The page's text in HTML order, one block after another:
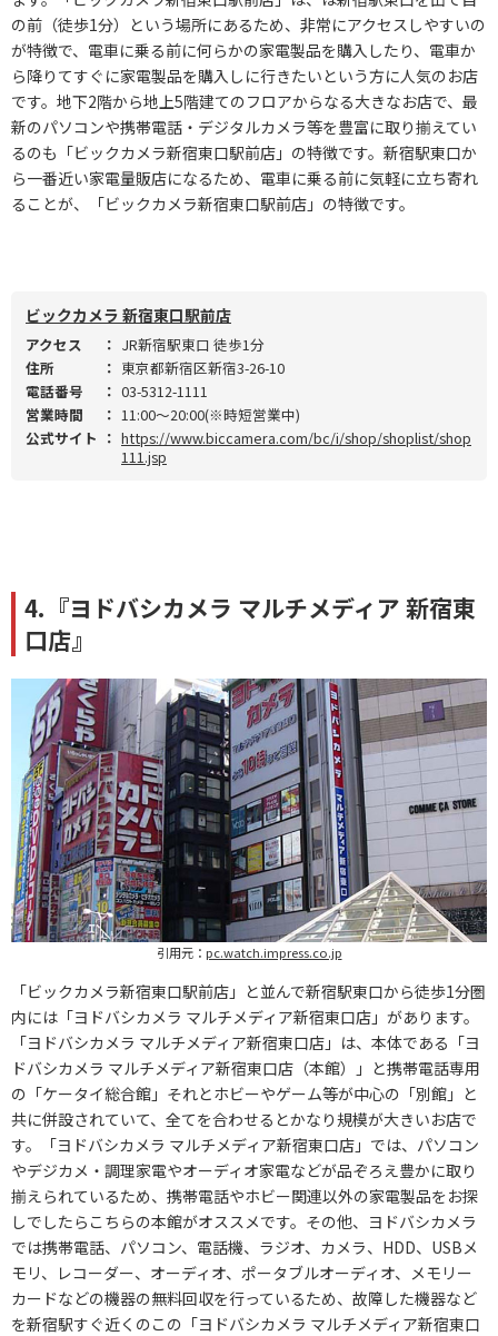
の前（徒歩1分）という場所にあるため、非常にアクセスしやすいの
が特徴で、電車に乗る前に何らかの家電製品を購入したり、電車か
ら降りてすぐに家電製品を購入しに行きたいという方に人気のお店
です。地下2階から地上5階建てのフロアからなる大きなお店で、最
新のパソコンや携帯電話・デジタルカメラ等を豊富に取り揃えてい
るのも「ビックカメラ新宿東口駅前店」の特徴です。新宿駅東口か
ら一番近い家電量販店になるため、電車に乗る前に気軽に立ち寄れ
ることが、「ビックカメラ新宿東口駅前店」の特徴です。
ビックカメラ 新宿東口駅前店
アクセス ： JR新宿駅東口 徒歩1分
住所
： 東京都新宿区新宿3-26-10
電話番号
： 03-5312-1111
営業時間
： 11:00～20:00(※時短営業中)
公式サイト ： https://www.biccamera.com/bc/i/shop/shoplist/shop
111.jsp
4.『ヨドバシカメラ マルチメディア 新宿東
口店』
引用元： pc.watch.impress.co.jp
「ビックカメラ新宿東口駅前店」と並んで新宿駅東口から徒歩1分圏
内には「ヨドバシカメラ マルチメディア新宿東口店」があります。
「ヨドバシカメラ マルチメディア新宿東口店」は、本体である「ヨ
ドバシカメラ マルチメディア新宿東口店（本館）」と携帯電話専用
の「ケータイ総合館」それとホビーやゲーム等が中心の「別館」と
共に併設されていて、全てを合わせるとかなり規模が大きいお店で
す。「ヨドバシカメラ マルチメディア新宿東口店」では、パソコン
やデジカメ・調理家電やオーディオ家電などが品ぞろえ豊かに取り
揃えられているため、携帯電話やホビー関連以外の家電製品をお探
しでしたらこちらの本館がオススメです。その他、ヨドバシカメラ
では携帯電話、パソコン、電話機、ラジオ、カメラ、HDD、USBメ
モリ、レコーダー、オーディオ、ポータブルオーディオ、メモリー
カードなどの機器の無料回収を行っているため、故障した機器など
を新宿駅すぐ近くのこの「ヨドバシカメラ マルチメディア新宿東口